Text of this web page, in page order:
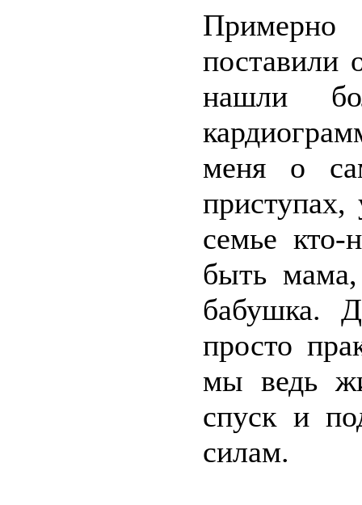
поставили
нашли
меня о
семье кто-
быть
бабушка.
просто
мы ведь
спуск и
силам.